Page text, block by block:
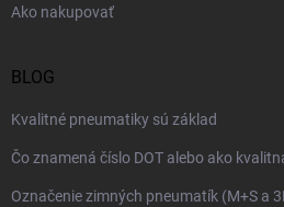
Ako nakupovať
BLOG
Kvalitné pneumatiky sú základ
Čo znamená číslo DOT alebo ako
Označenie zimných pneumatík (M+S a